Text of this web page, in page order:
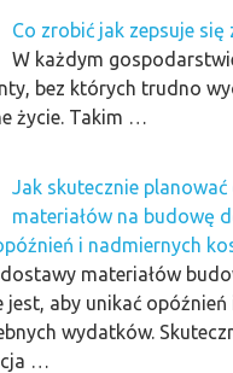
Co zrobić jak zepsuje się
W każdym
bez których trudno
życie. Takim …
Jak skutecznie
materiałów na budowę
i nadmiernych
materiałów
jest, aby unikać opóźnień
wydatków.
…